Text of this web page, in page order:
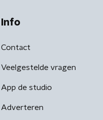
Info
Contact
Veelgestelde vragen
App de studio
Adverteren